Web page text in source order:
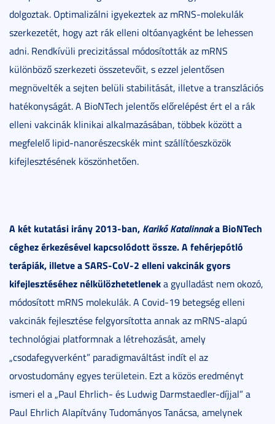
dolgoztak. Optimalizálni igyekeztek az mRNS-molekulák
szerkezetét, hogy azt rák elleni oltóanyagként be lehessen
adni. Rendkívüli precizitással módosították az mRNS
különböző szerkezeti összetevőit, s ezzel jelentősen
megnövelték a sejten belüli stabilitását, illetve a transzlációs
hatékonyságát. A BioNTech jelentős előrelépést ért el a rák
elleni vakcinák klinikai alkalmazásában, többek között a
megfelelő lipid-nanorészecskék mint szállítóeszközök
kifejlesztésének köszönhetően.
A két kutatási irány 2013-ban, Karikó Katalinnaka BioNTech
céghez érkezésével kapcsolódott össze. A fehérjepótló
terápiák, illetve a SARS-CoV-2 elleni vakcinák gyors
kifejlesztéséhez nélkülözhetetleneka gyulladást nem okozó,
módosított mRNS molekulák. A Covid-19 betegség elleni
vakcinák fejlesztése felgyorsította annak az mRNS-alapú
technológiai platformnak a létrehozását, amely
„csodafegyverként” paradigmaváltást indít el az
orvostudomány egyes területein. Ezt a közös eredményt
ismeri el a „Paul Ehrlich- és Ludwig Darmstaedler-díjjal” a
Paul Ehrlich Alapítvány Tudományos Tanácsa, amelynek